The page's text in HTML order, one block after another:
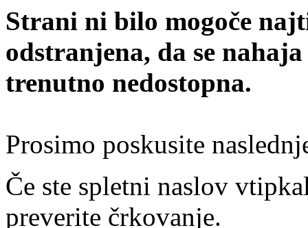
Strani ni bilo mogoče
odstranjena, da se
trenutno nedostopna.
Prosimo poskusite
Če ste spletni naslov
preverite črkovanje.